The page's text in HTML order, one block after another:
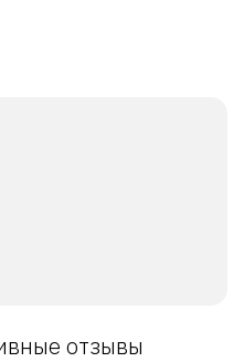
отзывы